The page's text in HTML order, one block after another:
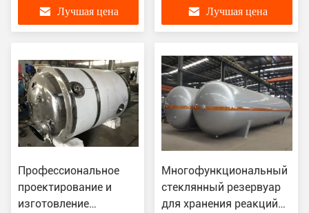
стеклянной
облицовкой из
для химических
заводов
Лучшая цена
настраиваемая Функция
и мощность
Лучшая цена
Профессиональное
проектирование и
изготовление
Многофункциональный
стеклянный резервуар
для хранения реакций